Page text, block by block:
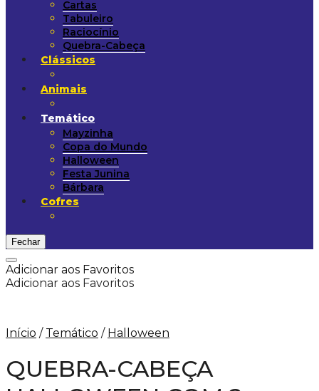
Cartas
Tabuleiro
Raciocínio
Quebra-Cabeça
Clássicos
Animais
Temático
Mayzinha
Copa do Mundo
Halloween
Festa Junina
Bárbara
Cofres
Fechar
Adicionar aos Favoritos
Adicionar aos Favoritos
Início / Temático / Halloween
QUEBRA-CABEÇA